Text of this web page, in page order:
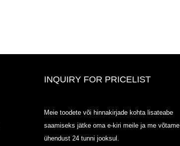
INQUIRY FOR PRICELIST
Meie toodete või hinnakirjade kohta lisateabe
saamiseks jätke oma e-kiri meile ja me võtame
ühendust 24 tunni jooksul.